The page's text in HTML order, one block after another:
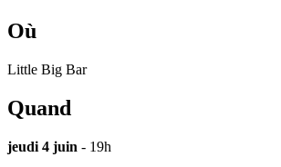
Où
Little Big Bar
Quand
jeudi 4 juin - 19h